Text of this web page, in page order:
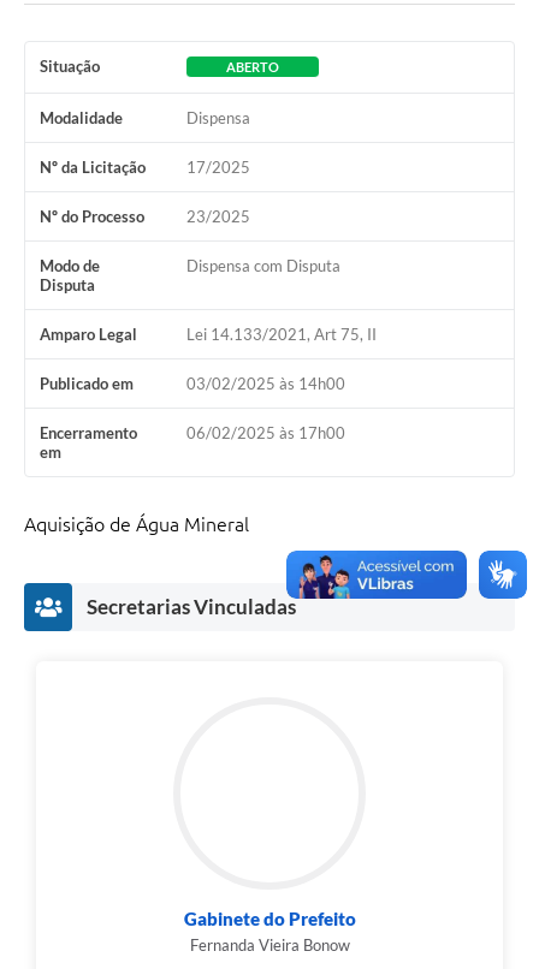
Situação ABERTO
Modalidade Dispensa
Nº da Licitação 17/2025
Nº do Processo 23/2025
Modo de
Disputa
Dispensa com Disputa
Amparo Legal Lei 14.133/2021, Art 75, II
Publicado em 03/02/2025 às 14h00
Encerramento
em
06/02/2025 às 17h00
Aquisição de Água Mineral
Secretarias Vinculadas
Gabinete do Prefeito
Fernanda Vieira Bonow